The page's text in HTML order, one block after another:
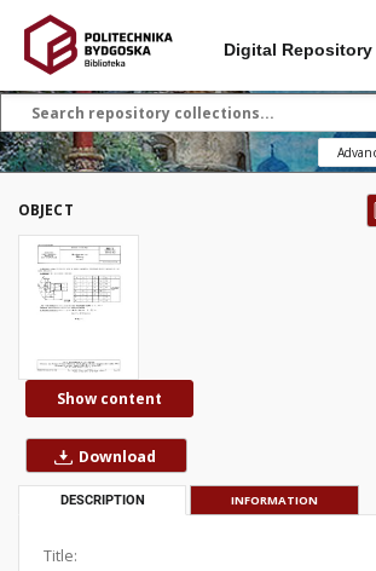
Digital
OBJECT
Show content
Download
DESCRIPTION INFORMATION
Title: